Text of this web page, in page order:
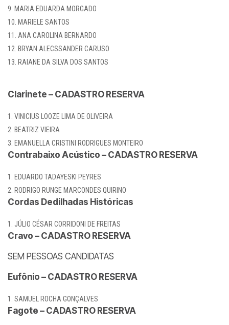
MARIA EDUARDA MORGADO
MARIELE SANTOS
ANA CAROLINA BERNARDO
BRYAN ALECSSANDER CARUSO
RAIANE DA SILVA DOS SANTOS
Clarinete – CADASTRO RESERVA
VINICIUS LOOZE LIMA DE OLIVEIRA
BEATRIZ VIEIRA
EMANUELLA CRISTINI RODRIGUES MONTEIRO
Contrabaixo Acústico – CADASTRO RESERVA
EDUARDO TADAYESKI PEYRES
RODRIGO RUNGE MARCONDES QUIRINO
Cordas Dedilhadas Históricas
JÚLIO CÉSAR CORRIDONI DE FREITAS
Cravo – CADASTRO RESERVA
SEM PESSOAS CANDIDATAS
Eufônio – CADASTRO RESERVA
SAMUEL ROCHA GONÇALVES
Fagote – CADASTRO RESERVA